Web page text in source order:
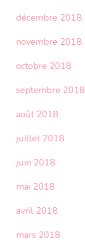
décembre 2018
novembre 2018
octobre 2018
septembre 2018
août 2018
juillet 2018
juin 2018
mai 2018
avril 2018
mars 2018